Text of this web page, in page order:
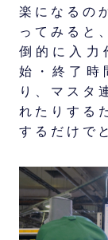
楽になるの
ってみると
倒的に入力
始・終了時
り、マスタ
れたりする
するだけで